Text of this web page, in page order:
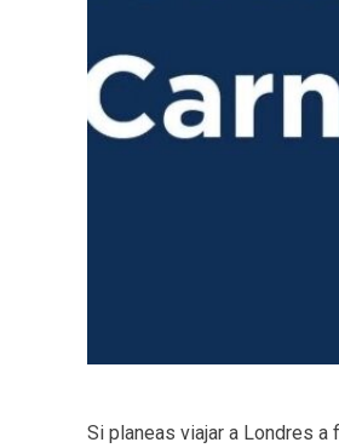
Si planeas viajar a Londres